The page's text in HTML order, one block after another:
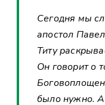
Сегодня мы
апостол
Титу
Он говорит о
было нужно.